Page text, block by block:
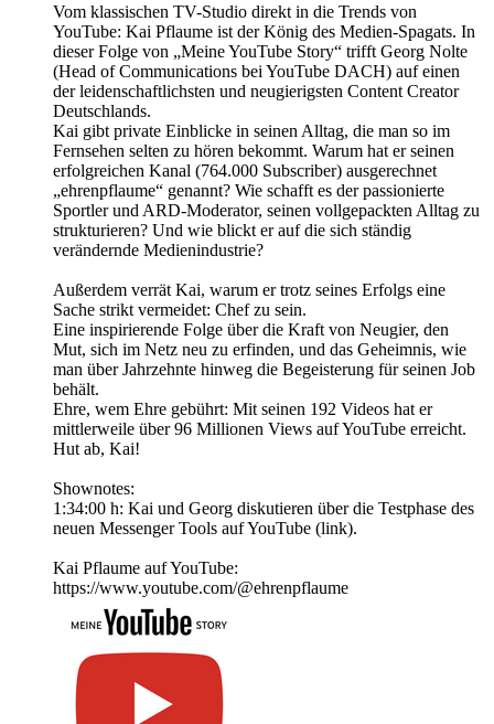
Vom klassischen TV-Studio direkt in die Trends von
YouTube: Kai Pflaume ist der König des Medien-Spagats. In
dieser Folge von „Meine YouTube Story“ trifft Georg Nolte
(Head of Communications bei YouTube DACH) auf einen
der leidenschaftlichsten und neugierigsten Content Creator
Deutschlands.
Kai gibt private Einblicke in seinen Alltag, die man so im
Fernsehen selten zu hören bekommt. Warum hat er seinen
erfolgreichen Kanal (764.000 Subscriber) ausgerechnet
„ehrenpflaume“ genannt? Wie schafft es der passionierte
Sportler und ARD-Moderator, seinen vollgepackten Alltag zu
strukturieren? Und wie blickt er auf die sich ständig
verändernde Medienindustrie?
Außerdem verrät Kai, warum er trotz seines Erfolgs eine
Sache strikt vermeidet: Chef zu sein.
Eine inspirierende Folge über die Kraft von Neugier, den
Mut, sich im Netz neu zu erfinden, und das Geheimnis, wie
man über Jahrzehnte hinweg die Begeisterung für seinen Job
behält.
Ehre, wem Ehre gebührt: Mit seinen 192 Videos hat er
mittlerweile über 96 Millionen Views auf YouTube erreicht.
Hut ab, Kai!
Shownotes:
1:34:00 h: Kai und Georg diskutieren über die Testphase des
neuen Messenger Tools auf YouTube (link).
Kai Pflaume auf YouTube:
https://www.youtube.com/@ehrenpflaume